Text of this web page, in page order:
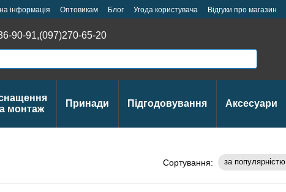
інформація Оптовикам Блог Угода користувача
Відгуки про магазин
90-91,(097)270-65-20
монтаж
Принади Підгодовування Аксесуари
Сортування: за популярністю